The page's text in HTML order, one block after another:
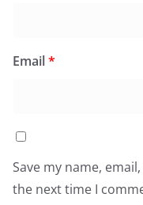
Email*
Save my name,
the next time I